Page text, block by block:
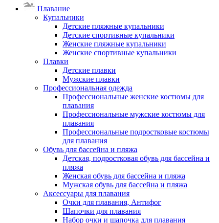
Плавание
Купальники
Детские пляжные купальники
Детские спортивные купальники
Женские пляжные купальники
Женские спортивные купальники
Плавки
Детские плавки
Мужские плавки
Профессиональная одежда
Профессиональные женские костюмы для
плавания
Профессиональные мужские костюмы для
плавания
Профессиональные подростковые костюмы
для плавания
Обувь для бассейна и пляжа
Детская, подростковая обувь для бассейна и
пляжа
Женская обувь для бассейна и пляжа
Мужская обувь для бассейна и пляжа
Аксессуары для плавания
Очки для плавания, Антифог
Шапочки для плавания
Набор очки и шапочка для плавания